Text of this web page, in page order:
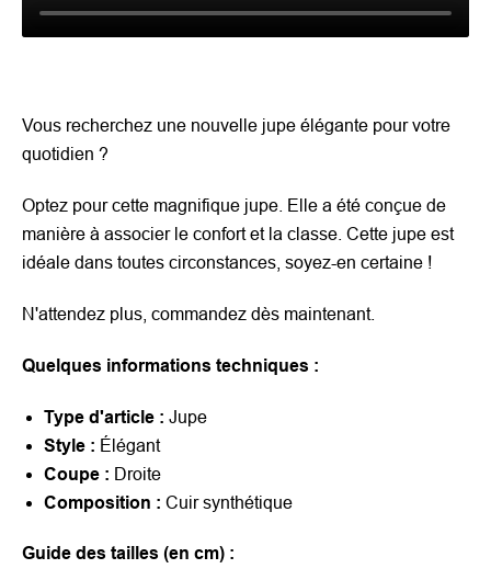
Vous recherchez une nouvelle jupe élégante pour votre
quotidien ?
Optez pour cette magnifique jupe. Elle a été conçue de
manière à associer le confort et la classe. Cette jupe est
idéale dans toutes circonstances, soyez-en certaine !
N'attendez plus, commandez dès maintenant.
Quelques informations techniques :
Type d'article : Jupe
Style : Élégant
Coupe : Droite
Composition : Cuir synthétique
Guide des tailles (en cm) :